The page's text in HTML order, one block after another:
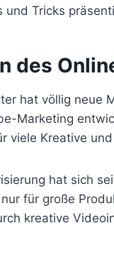
und Tricks
des
hat völlig neue
Marketing
viele Kreative
hat sich
für große
kreative